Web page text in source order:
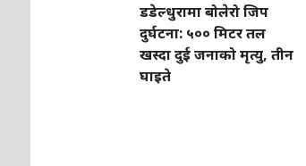
डडेल्धुरामा बोलेरो जिप
दुर्घटना: ५०० मिटर तल
खस्दा दुई जनाको मृत्यु, तीन
घाइते